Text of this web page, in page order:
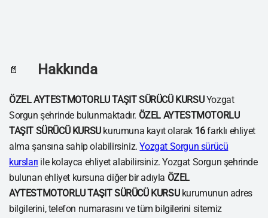
📄 Hakkında
ÖZEL AYTESTMOTORLU TAŞIT SÜRÜCÜ KURSUYozgat
Sorgun şehrinde bulunmaktadır. ÖZEL AYTESTMOTORLU
TAŞIT SÜRÜCÜ KURSUkurumuna kayıt olarak 16farklı ehliyet
alma şansına sahip olabilirsiniz.Yozgat Sorgun sürücü
kursları ile kolayca ehliyet alabilirsiniz. Yozgat Sorgun şehrinde
bulunan ehliyet kursuna diğer bir adıyla ÖZEL
AYTESTMOTORLU TAŞIT SÜRÜCÜ KURSUkurumunun adres
bilgilerini, telefon numarasını ve tüm bilgilerini sitemiz